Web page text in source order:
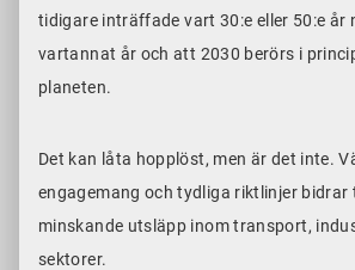
tidigare inträffade vart 30:e eller 50:e år
vartannat år och att 2030 berörs i
planeten.
Det kan låta hopplöst, men är det inte.
engagemang och tydliga riktlinjer bidrar
minskande utsläpp inom transport,
sektorer.